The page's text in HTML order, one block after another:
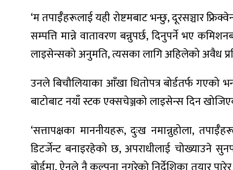
‘म तपाईँहरूलाई यही रोष्टमबाट भन्छु, दूरसञ्चार
सम्पत्ति मान्ने वातावरण बन्नुपर्छ, दिनुपर्ने भए
लाइसेन्सको अनुमति, त्यसका लागि अहिलेको अवैध
उनले बिचौलियाका आँखा धितोपत्र बोर्डतर्फ गएको
बाटोबाट नयाँ स्टक एक्सचेञ्जको लाइसेन्स दिन
‘सत्तापक्षका माननीयहरू, दुःख नमान्नुहोला,
डिटर्जेन्ट बनाइरहेको छ, अपराधीलाई चोख्याउने